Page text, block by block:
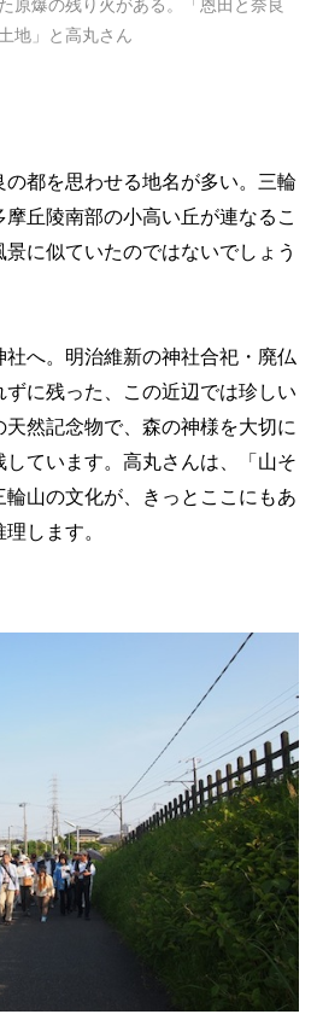
原爆の残り火がある。「恩田と奈良
地」と高丸さん
の都を思わせる地名が多い。三輪
丘陵南部の小高い丘が連なるこ
に似ていたのではないでしょう
へ。明治維新の神社合祀・廃仏
に残った、この近辺では珍しい
天然記念物で、森の神様を大切に
ています。高丸さんは、「山そ
山の文化が、きっとここにもあ
します。